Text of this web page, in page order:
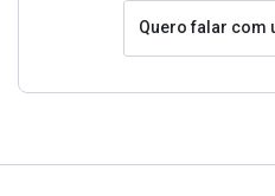
Quero falar com